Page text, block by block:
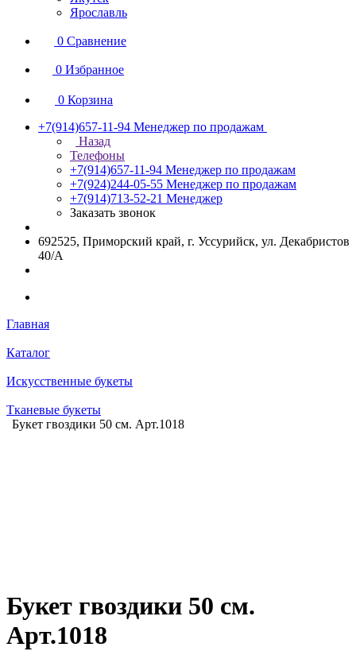
Ярославль
0 Сравнение
0 Избранное
0 Корзина
+7(914)657-11-94 Менеджер по продажам
Назад
Телефоны
+7(914)657-11-94 Менеджер по продажам
+7(924)244-05-55 Менеджер по продажам
+7(914)713-52-21 Менеджер
Заказать звонок
692525, Приморский край, г. Уссурийск, ул. Декабристов
40/А
Главная
Каталог
Искусственные букеты
Тканевые букеты
Букет гвоздики 50 см. Арт.1018
Букет гвоздики 50 см.
Арт.1018